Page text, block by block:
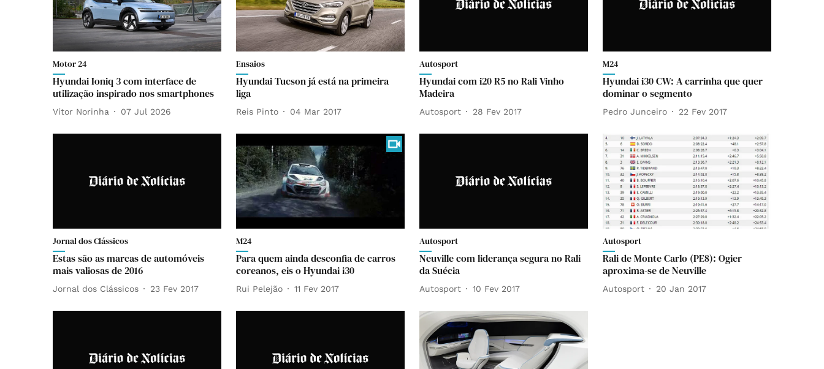
Motor 24
Hyundai Ioniq 3 com interface de
utilização inspirado nos smartphones
Vítor Norinha 07 Jul 2026
Ensaios
Hyundai Tucson já está na primeira
liga
Reis Pinto 04 Mar 2017
Autosport
Hyundai com i20 R5 no Rali Vinho
Madeira
Autosport 28 Fev 2017
M24
Hyundai i30 CW: A carrinha que quer
dominar o segmento
Pedro Junceiro 22 Fev 2017
Jornal dos Clássicos
Estas são as marcas de automóveis
mais valiosas de 2016
Jornal dos Clássicos 23 Fev 2017
M24
Para quem ainda desconfia de carros
coreanos, eis o Hyundai i30
Rui Pelejão 11 Fev 2017
Autosport
Neuville com liderança segura no Rali
da Suécia
Autosport 10 Fev 2017
Autosport
Rali de Monte Carlo (PE8): Ogier
aproxima-se de Neuville
Autosport 20 Jan 2017